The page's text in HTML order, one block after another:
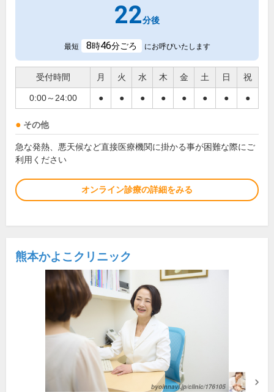
22分後
最短 8時46分ごろ にお呼びいたします
受付時間 月 火 水 木 金 土 日 祝
0:00～24:00 ● ● ● ● ● ● ● ●
その他
急な発熱、悪天候など直接医療機関に掛かる事が困難な際にご
利用ください
オンライン診療の詳細をみる
熊本かよこクリニック